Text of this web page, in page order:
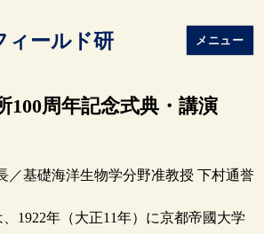
ィールド研 メニュー
100周年記念式典・講演
／基礎海洋生物学分野准教授 下村通誉
1922年（大正11年）に京都帝國大学